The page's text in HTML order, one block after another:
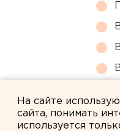
На сайте
сайта, понимать
используется